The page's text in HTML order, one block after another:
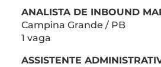
ANALISTA DE INBOUND
Campina Grande / PB
1 vaga
ASSISTENTE